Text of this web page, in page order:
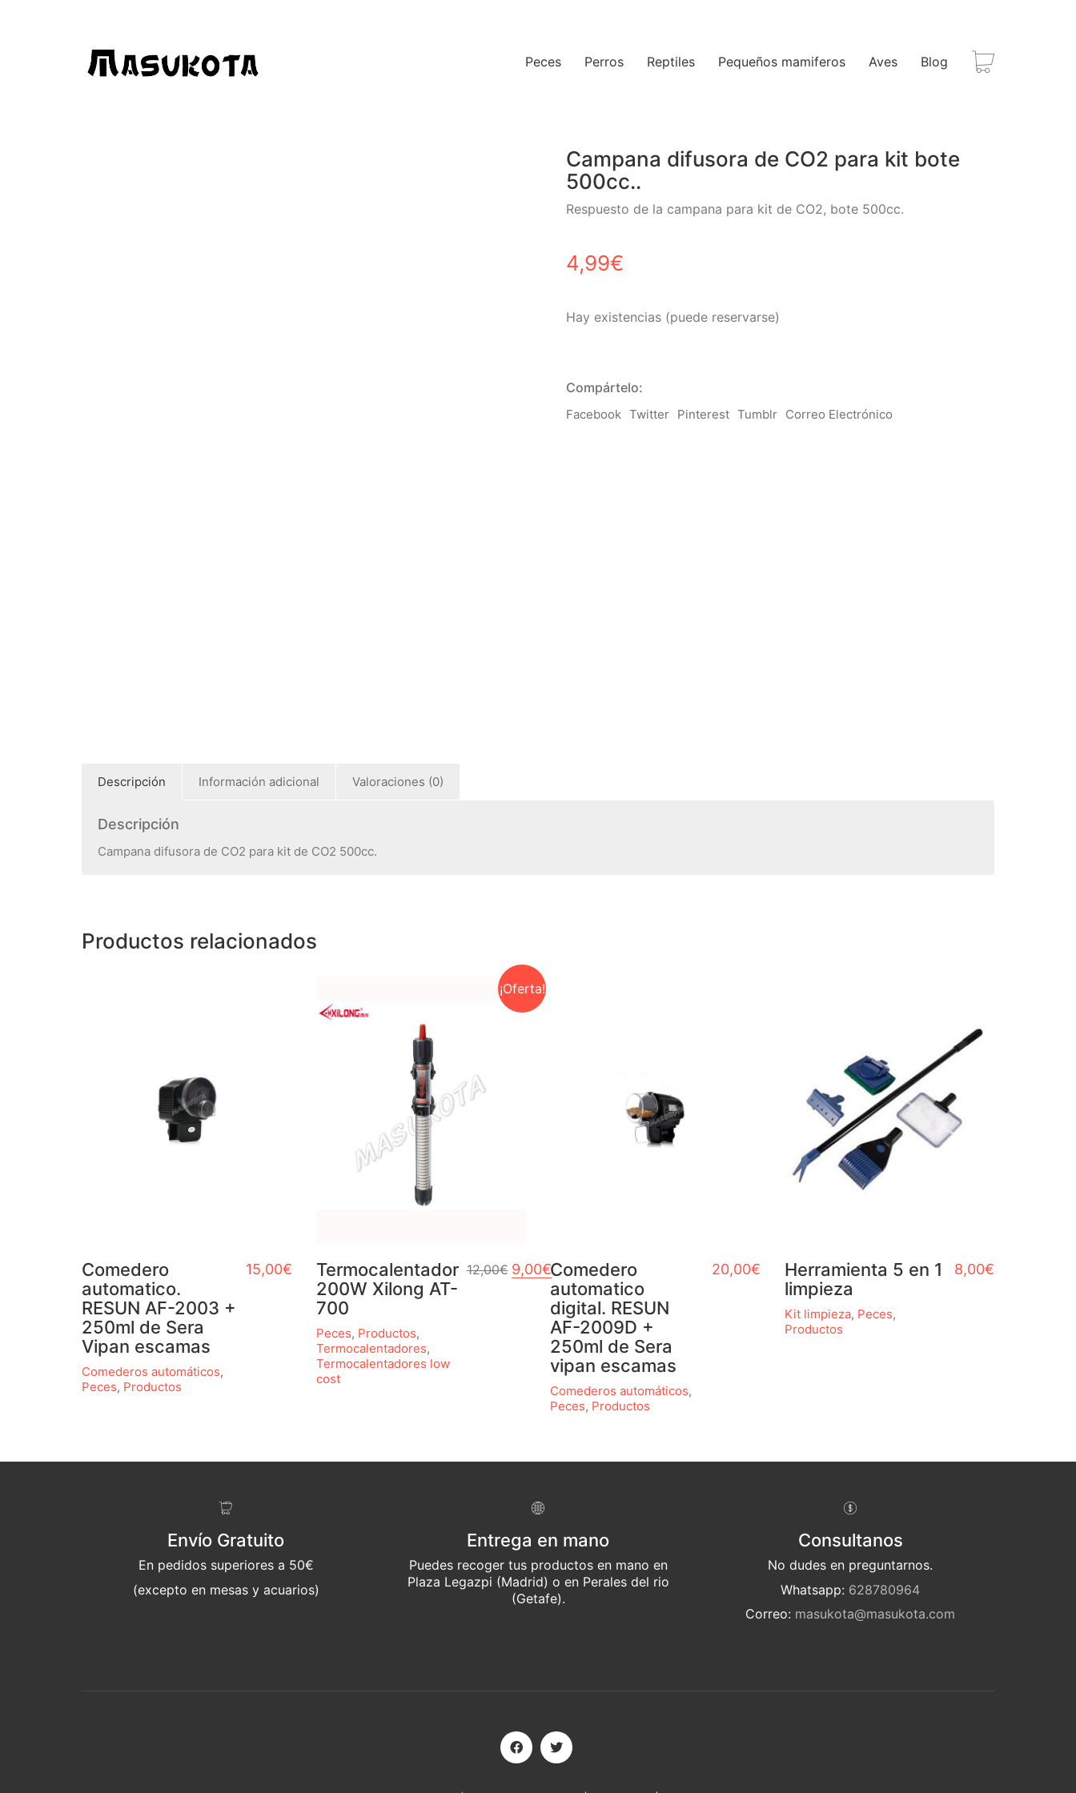
Peces Perros Reptiles Pequeños mamiferos Aves Blog
Campana difusora de CO2 para kit bote
500cc..
Respuesto de la campana para kit de CO2, bote 500cc.
4,99€
Hay existencias (puede reservarse)
Compártelo:
Facebook Twitter Pinterest Tumblr Correo Electrónico
Descripción Información adicional Valoraciones (0)
Descripción
Campana difusora de CO2 para kit de CO2 500cc.
Productos relacionados
Comedero
automatico.
RESUN AF-2003 +
250ml de Sera
Vipan escamas
Comederos automáticos,
Peces, Productos
15,00€
¡Oferta!
Termocalentador
200W Xilong AT-
700
Peces, Productos,
Termocalentadores,
Termocalentadores low
cost
12,00€ El precio original era: 12,00€.
9,00€El precio actual es: 9,00€.
Comedero
automatico
digital. RESUN
AF-2009D +
250ml de Sera
vipan escamas
Comederos automáticos,
Peces, Productos
20,00€
Herramienta 5 en 1
limpieza
Kit limpieza, Peces,
Productos
8,00€
Envío Gratuito
En pedidos superiores a 50€
(excepto en mesas y acuarios)
Entrega en mano
Puedes recoger tus productos en mano en
Plaza Legazpi (Madrid) o en Perales del rio
(Getafe).
Consultanos
No dudes en preguntarnos.
Whatsapp: 628780964
Correo: masukota@masukota.com